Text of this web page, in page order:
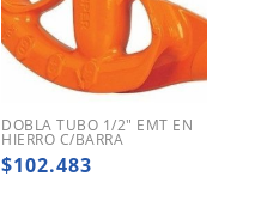
DOBLA TUBO 1/2″ EMT EN
HIERRO C/BARRA
$102.483